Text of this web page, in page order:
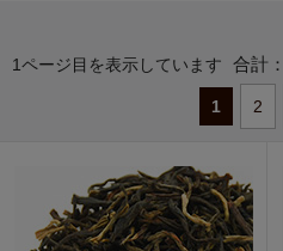
1ページ目を表示しています 合計：
1 2